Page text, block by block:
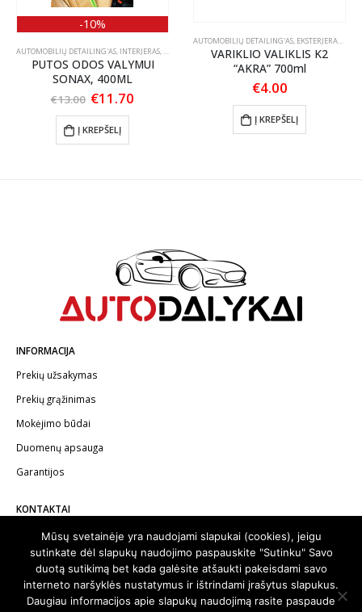
-10%
AUTOMOBILIŲ DETAILING'AS, INTERJERAS, ODOS PRIEŽIŪRA
PUTOS ODOS VALYMUI
SONAX, 400ML
€13.00 Original
was:
€13.00.
€11.70
Į KREPŠELĮ
AUTOMOBILIŲ DETAILING'AS, EKSTERJERAS ,
VARIKLIO VALIKLIS K2
“AKRA” 700ml
€4.00
Į KREPŠELĮ
INFORMACIJA
Prekių užsakymas
Prekių grąžinimas
Mokėjimo būdai
Duomenų apsauga
Garantijos
KONTAKTAI
Telefonas:+370 602 62622
El.paštas: info@autodalykai.lt
Mūsų svetainėje yra naudojami slapukai (cookies), jeigu
sutinkate dėl slapukų naudojimo paspauskite "Sutinku" Savo
duotą sutikimą bet kada galėsite atšaukti pakeisdami savo
interneto naršyklės nustatymus ir ištrindami įrašytus slapukus.
Daugiau informacijos apie slapukų naudojimą rasite paspaude